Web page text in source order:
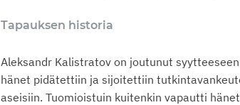
Tapauksen historia
Aleksandr Kalistratov on joutunut
hänet pidätettiin ja sijoitettiin
aseisiin. Tuomioistuin kuitenkin vapautti